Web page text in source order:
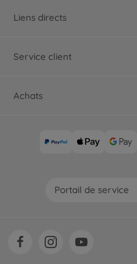
Liens directs
Service client
Achats
Portail de service